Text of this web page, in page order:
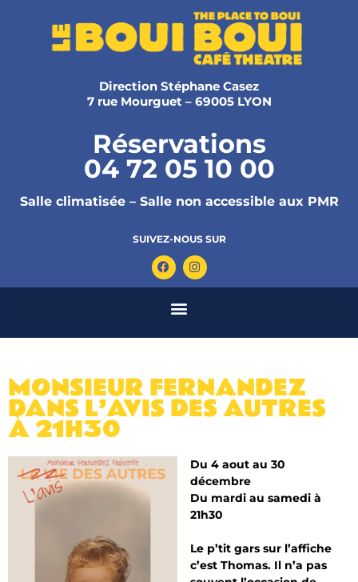
Direction Stéphane Casez
7 rue Mourguet – 69005 LYON
Réservations
04 72 05 10 00
Salle climatisée – Salle non accessible aux PMR
SUIVEZ-NOUS SUR
MONSIEUR FERNANDEZ
DANS L’AVIS DES AUTRES
À 21H30
Du 4 aout au 30
décembre
Du mardi au samedi à
21h30
Le p’tit gars sur l’affiche
c’est Thomas. Il n’a pas